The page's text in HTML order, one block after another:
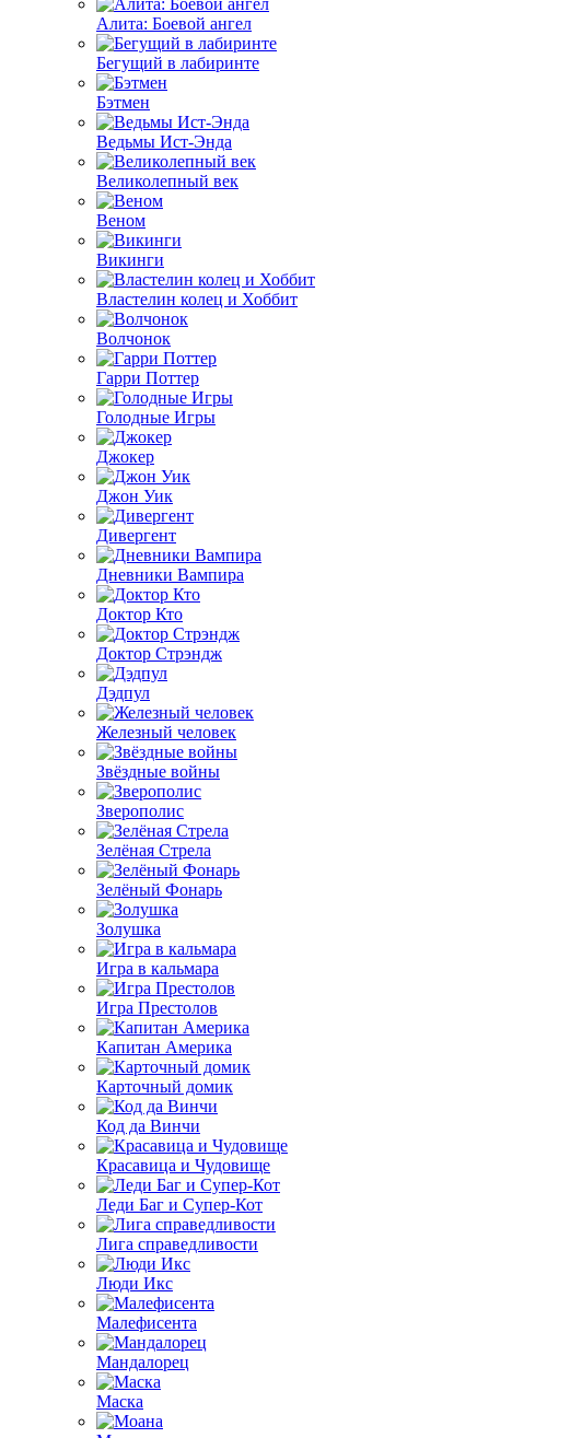
Алита: Боевой ангел
Бегущий в лабиринте
Бэтмен
Ведьмы Ист-Энда
Великолепный век
Веном
Викинги
Властелин колец и Хоббит
Волчонок
Гарри Поттер
Голодные Игры
Джокер
Джон Уик
Дивергент
Дневники Вампира
Доктор Кто
Доктор Стрэндж
Дэдпул
Железный человек
Звёздные войны
Зверополис
Зелёная Стрела
Зелёный Фонарь
Золушка
Игра в кальмара
Игра Престолов
Капитан Америка
Карточный домик
Код да Винчи
Красавица и Чудовище
Леди Баг и Супер-Кот
Лига справедливости
Люди Икс
Малефисента
Мандалорец
Маска